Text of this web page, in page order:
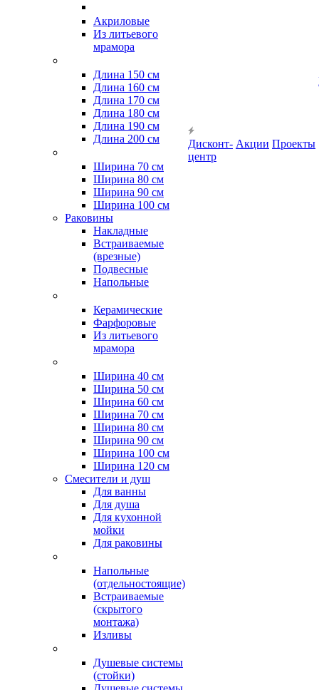
Акриловые
Из литьевого
мрамора
Длина 150 см
Длина 160 см
Длина 170 см
Длина 180 см
Длина 190 см
Длина 200 см
Ширина 70 см
Ширина 80 см
Ширина 90 см
Ширина 100 см
Раковины
Накладные
Встраиваемые
(врезные)
Подвесные
Напольные
Керамические
Фарфоровые
Из литьевого
мрамора
Ширина 40 см
Ширина 50 см
Ширина 60 см
Ширина 70 см
Ширина 80 см
Ширина 90 см
Ширина 100 см
Ширина 120 см
Смесители и душ
Для ванны
Для душа
Для кухонной
мойки
Для раковины
Напольные
(отдельностоящие)
Встраиваемые
(скрытого
монтажа)
Изливы
Душевые системы
(стойки)
Дисконт-
центр
Акции Проекты